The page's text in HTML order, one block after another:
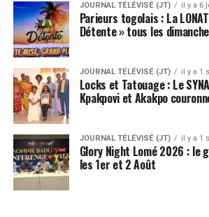
JOURNAL TÉLÉVISÉ (JT) il y a 6
Parieurs togolais : La
Détente » tous les
JOURNAL TÉLÉVISÉ (JT) il y a 1
Locks et Tatouage : Le
Kpakpovi et Akakpo
JOURNAL TÉLÉVISÉ (JT) il y a 1
Glory Night Lomé 2026 : le
les 1er et 2 Août